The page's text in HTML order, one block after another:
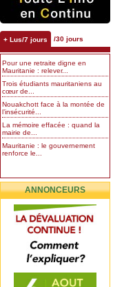
+ Lus/7 jours /30 jours
Pour une retraite digne en
Mauritanie : relever...
Trois étudiants mauritaniens au
cœur de...
Nouakchott face à la montée de
l’insécurité...
La mémoire effacée : quand la
mairie de...
Mauritanie : le gouvernement
renforce le...
ANNONCEURS